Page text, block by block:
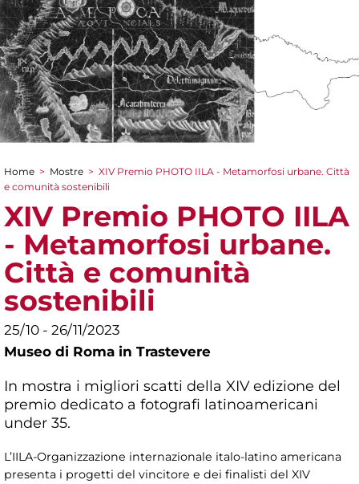
Tu sei qui
Home > Mostre > XIV Premio PHOTO IILA - Metamorfosi urbane. Città
e comunità sostenibili
XIV Premio PHOTO IILA
- Metamorfosi urbane.
Città e comunità
sostenibili
25/10 - 26/11/2023
Museo di Roma in Trastevere
In mostra i migliori scatti della XIV edizione del
premio dedicato a fotografi latinoamericani
under 35.
L’IILA-Organizzazione internazionale italo-latino americana
presenta i progetti del vincitore e dei finalisti del XIV